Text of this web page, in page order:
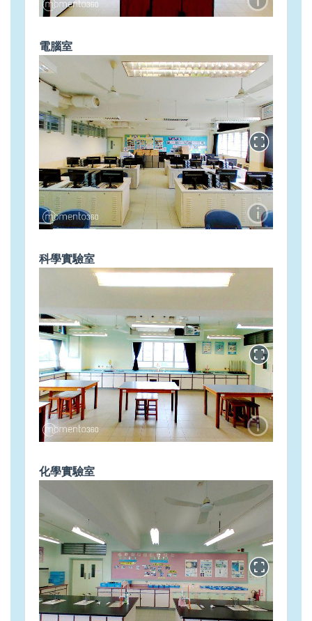
電腦室
科學實驗室
化學實驗室